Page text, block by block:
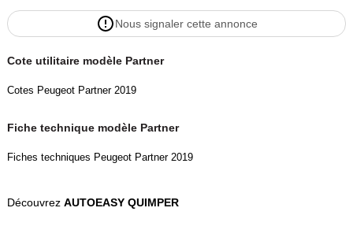
Nous signaler cette annonce
Cote utilitaire modèle Partner
Cotes Peugeot Partner 2019
Fiche technique modèle Partner
Fiches techniques Peugeot Partner 2019
Découvrez AUTOEASY QUIMPER